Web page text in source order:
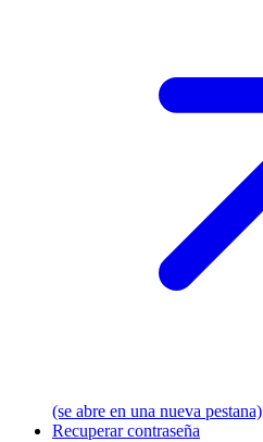
(se abre en una nueva pestana)
Recuperar contraseña